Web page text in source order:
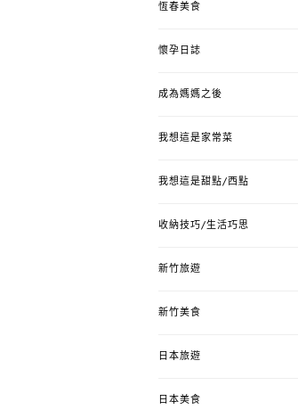
恆春美食
懷孕日誌
成為媽媽之後
我想這是家常菜
我想這是甜點/西點
收納技巧/生活巧思
新竹旅遊
新竹美食
日本旅遊
日本美食